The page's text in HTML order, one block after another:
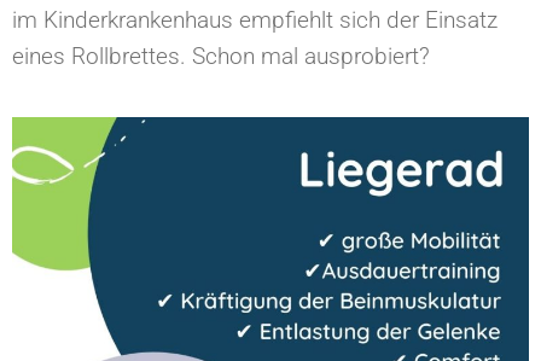
im Kinderkrankenhaus empfiehlt sich der Einsatz
eines Rollbrettes. Schon mal ausprobiert?